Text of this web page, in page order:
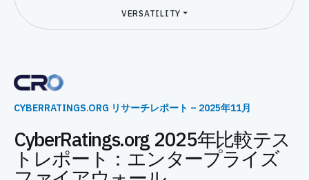
VERSATILITY
CYBERRATINGS.ORG リサーチレポート – 2025年11月
CyberRatings.org 2025年比較テス
トレポート：エンタープライズ